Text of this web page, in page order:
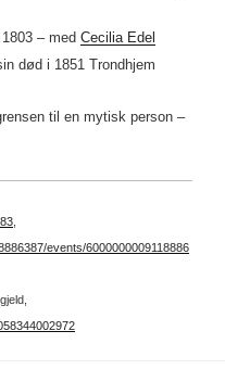
– med Cecilia Edel
død i 1851 Trondhjem
til en mytisk person –
events/6000000009118886